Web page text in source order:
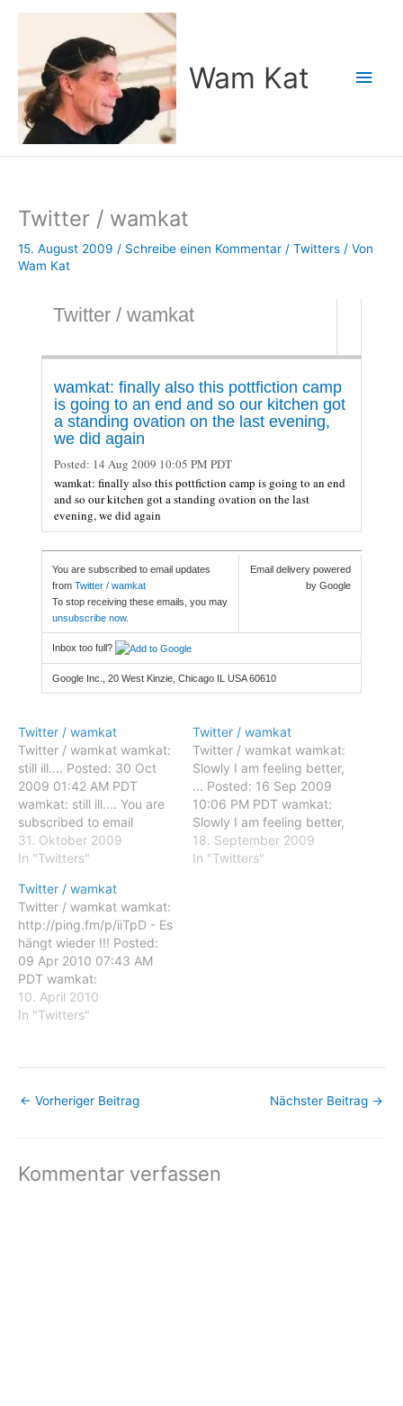
Wam Kat
Twitter / wamkat
15. August 2009 / Schreibe einen Kommentar / Twitters / Von
Wam Kat
Twitter / wamkat
wamkat: finally also this pottfiction camp
is going to an end and so our kitchen got
a standing ovation on the last evening,
we did again
Posted: 14 Aug 2009 10:05 PM PDT
wamkat: finally also this pottfiction camp is going to an end
and so our kitchen got a standing ovation on the last
evening, we did again
You are subscribed to email updates
from Twitter / wamkat
To stop receiving these emails, you may
unsubscribe now.
Email delivery powered
by Google
Inbox too full?
Google Inc., 20 West Kinzie, Chicago IL USA 60610
Twitter / wamkat
Twitter / wamkat wamkat:
still ill.... Posted: 30 Oct
2009 01:42 AM PDT
wamkat: still ill.... You are
subscribed to email
updates from Twitter /
wamkat To stop receiving
unsubscribe now. Email
delivery powered by
Google Google Inc., 20
West Kinzie, Chicago IL
USA 60610
31. Oktober 2009
In "Twitters"
Twitter / wamkat
Twitter / wamkat wamkat:
Slowly I am feeling better,
... Posted: 16 Sep 2009
10:06 PM PDT wamkat:
Slowly I am feeling better,
... You are subscribed to
email updates from
18. September 2009
In "Twitters"
Twitter / wamkat
Twitter / wamkat wamkat:
http://ping.fm/p/iiTpD - Es
hängt wieder !!! Posted:
09 Apr 2010 07:43 AM
PDT wamkat:
http://ping.fm/p/iiTpD - Es
hängt wieder !!! You are
wamkat To stop receiving
unsubscribe now. Email
10. April 2010
In "Twitters"
← Vorheriger Beitrag Nächster Beitrag →
Kommentar verfassen